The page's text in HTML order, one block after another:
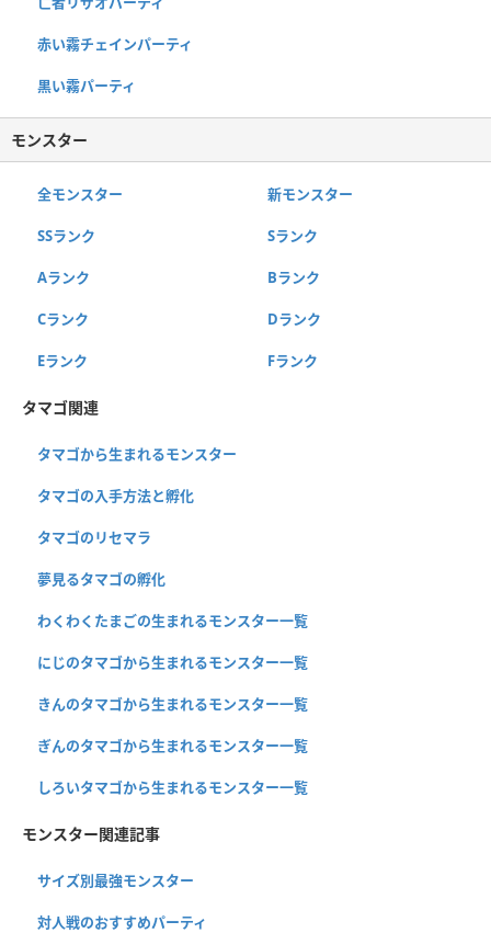
赤い霧チェインパーティ
黒い霧パーティ
モンスター
全モンスター 新モンスター
SSランク Sランク
Aランク Bランク
Cランク Dランク
Eランク Fランク
タマゴ関連
タマゴから生まれるモンスター
タマゴの入手方法と孵化
タマゴのリセマラ
夢見るタマゴの孵化
わくわくたまごの生まれるモンスター一覧
にじのタマゴから生まれるモンスター一覧
きんのタマゴから生まれるモンスター一覧
ぎんのタマゴから生まれるモンスター一覧
しろいタマゴから生まれるモンスター一覧
モンスター関連記事
サイズ別最強モンスター
対人戦のおすすめパーティ